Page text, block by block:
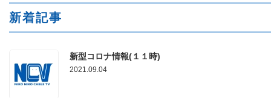
新着記事
新型コロナ情報(１１時)
2021.09.04